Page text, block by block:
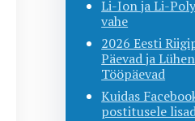
Li-Ion ja Li-
vahe
2026 Eesti
Päevad ja
Tööpäevad
Kuidas
postitusele